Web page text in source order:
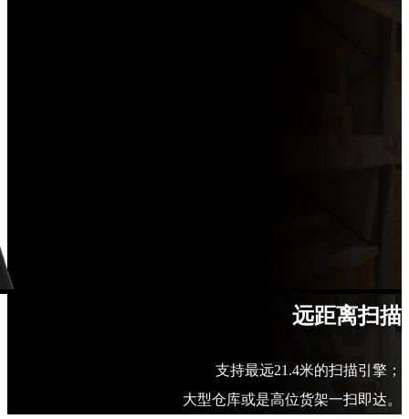
远距离扫描
支持最远21.4米的扫描引擎；
大型仓库或是高位货架一扫即达。